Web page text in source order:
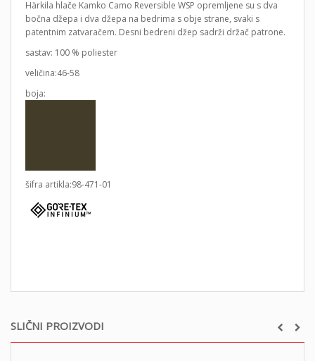
SLIČNI PROIZVODI
Härkila hlače Kamko Camo Reversible WSP opremljene su s dva
bočna džepa i dva džepa na bedrima s obje strane, svaki s
patentnim zatvaračem. Desni bedreni džep sadrži držač patrone.
sastav: 100 % poliester
veličina:46-58
boja:
šifra artikla:98-471-01